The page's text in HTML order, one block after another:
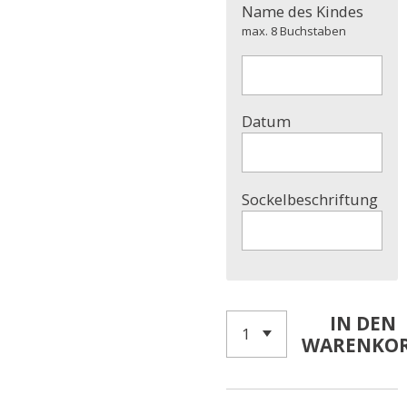
Name des Kindes
max. 8 Buchstaben
Datum
Sockelbeschriftung
IN DEN